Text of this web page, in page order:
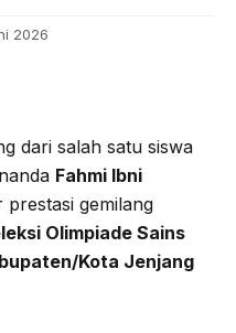
2026
dari salah satu siswa
Fahmi Ibni
prestasi gemilang
Olimpiade Sains
Kota Jenjang